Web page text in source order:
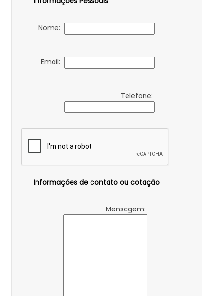
Nome:
Email:
Telefone:
Informações de contato ou cotação
Mensagem: